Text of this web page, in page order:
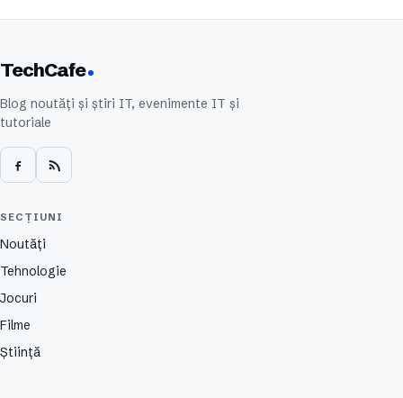
TechCafe
Blog noutăți și știri IT, evenimente IT și
tutoriale
SECȚIUNI
Noutăți
Tehnologie
Jocuri
Filme
Știință